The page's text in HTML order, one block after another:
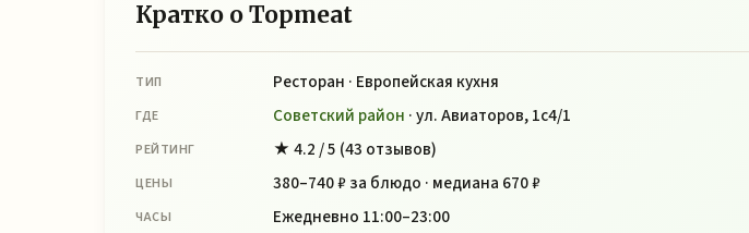
Кратко о Topmeat
ТИП Ресторан · Европейская кухня
ГДЕ Советский район · ул. Авиаторов, 1с4/1
РЕЙТИНГ ★ 4.2 / 5 (43 отзывов)
ЦЕНЫ 380–740 ₽ за блюдо · медиана 670 ₽
ЧАСЫ Ежедневно 11:00–23:00